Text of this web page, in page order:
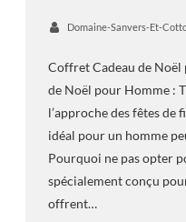
Domaine-Sanvers-Et-
Coffret Cadeau de
de Noël pour Homme :
l’approche des fêtes de
idéal pour un homme
Pourquoi ne pas opter
spécialement conçu
offrent…